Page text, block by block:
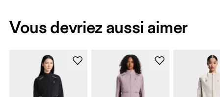
Vous devriez aussi aimer